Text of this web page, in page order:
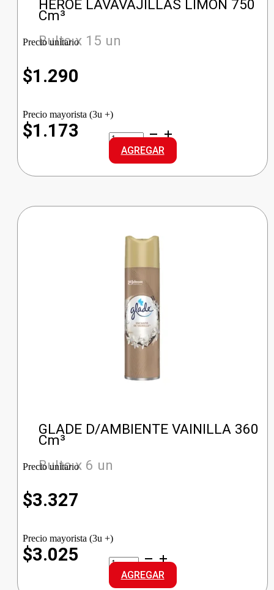
HEROE LAVAVAJILLAS LIMON 750
Cm³
Bulto x 15 un
Precio unitario
$1.290
Precio mayorista (3u +)
$1.173
HEROE
LAVAVAJILLAS
LIMON
cantidad
AGREGAR
GLADE D/AMBIENTE VAINILLA 360
Cm³
Bulto x 6 un
Precio unitario
$3.327
Precio mayorista (3u +)
$3.025
GLADE
D/AMBIENTE
VAINILLA
AGREGAR